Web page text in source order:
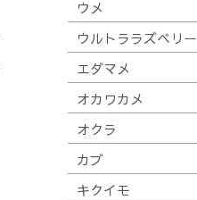
ウメ
ウルトララズベリー
エダマメ
オカワカメ
オクラ
カブ
キクイモ